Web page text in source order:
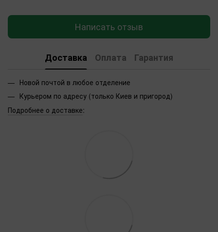
Написать отзыв
Доставка Оплата Гарантия
Новой почтой в любое отделение
Курьером по адресу (только Киев и пригород)
Подробнее о доставке: